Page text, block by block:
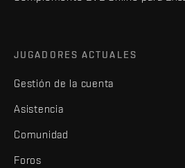
JUGADORES ACTUALES
Gestión de la cuenta
Asistencia
Comunidad
Foros